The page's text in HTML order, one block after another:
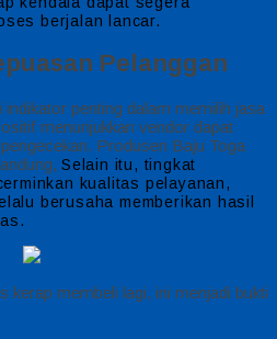
berjalan lancar.
Pelanggan
penting dalam memilih jasa
menunjukkan vendor dapat
Produsen Baju Toga
Selain itu, tingkat
kualitas pelayanan,
berusaha memberikan hasil
kerap membeli lagi, ini menjadi bukti